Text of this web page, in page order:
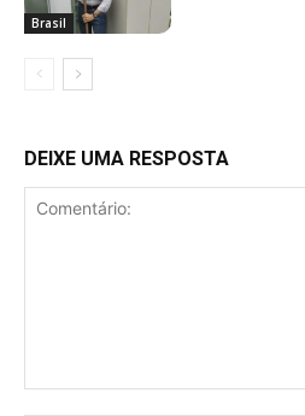
Brasil
DEIXE UMA RESPOSTA